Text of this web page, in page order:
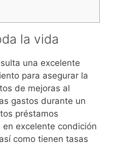
la vida
una excelente
para asegurar la
de mejoras al
gastos durante un
préstamos
excelente condición
como tienen tasas